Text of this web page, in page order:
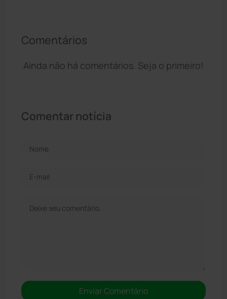
Comentários
Ainda não há comentários. Seja o primeiro!
Comentar notícia